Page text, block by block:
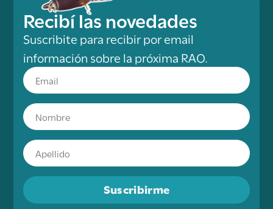
Recibí las novedades
Suscribite para recibir por email
información sobre la próxima RAO.
Suscribirme